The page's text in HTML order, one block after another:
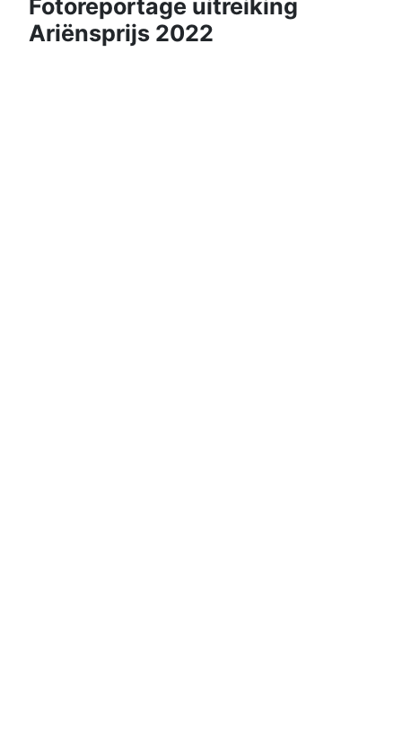
Fotoreportage uitreiking
Ariënsprijs 2022